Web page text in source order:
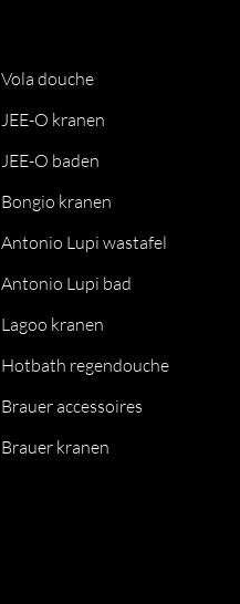
Vola douche
JEE-O kranen
JEE-O baden
Bongio kranen
Antonio Lupi wastafel
Antonio Lupi bad
Lagoo kranen
Hotbath regendouche
Brauer accessoires
Brauer kranen